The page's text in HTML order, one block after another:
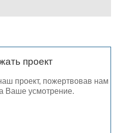
проект
проект, пожертвовав нам
Ваше усмотрение.